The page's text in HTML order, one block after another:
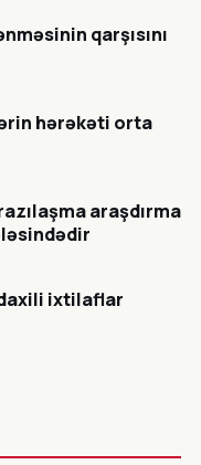
qarşısını
hərəkəti orta
araşdırma
daxili ixtilaflar